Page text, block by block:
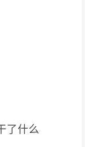
了什么